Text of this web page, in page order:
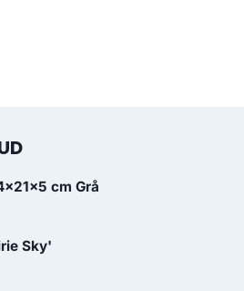
cm Grå
Sky'